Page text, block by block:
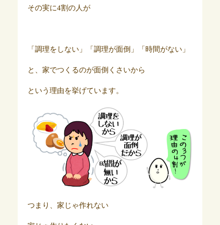
その実に4割の人が
「調理をしない」「調理が面倒」「時間がない」
と、家でつくるのが面倒くさいから
という理由を挙げています。
つまり、家じゃ作れない